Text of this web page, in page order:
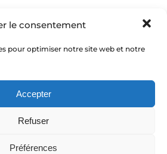
le consentement
pour optimiser notre site web et notre
Accepter
Refuser
Préférences
Adoptez la respiration
4 secondes. Nos élèves qui
la veille au soir.
réponses, le sourire du